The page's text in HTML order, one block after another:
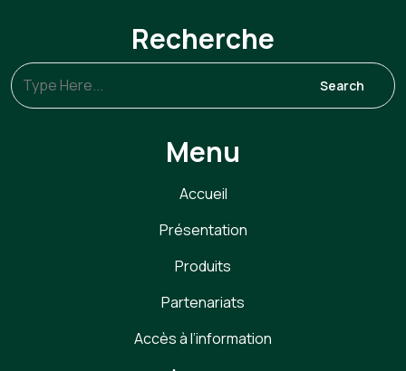
Recherche
Menu
Accueil
Présentation
Produits
Partenariats
Accès à l’information